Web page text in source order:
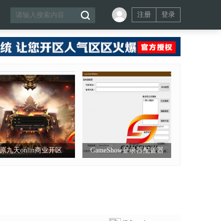
注册 登录
九天onlin商业开区 GameShow登录器配置器